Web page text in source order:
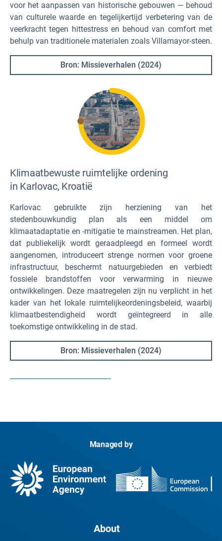
voor het aanpassen van historische gebouwen — behoud
van culturele waarde en tegelijkertijd verbetering van de
veerkracht tegen hittestress en behoud van comfort met
behulp van traditionele materialen zoals Villamayor-steen.
Bron: Missieverhalen (2024)
Klimaatbewuste ruimtelijke ordening
in Karlovac, Kroatië
Karlovac gebruikte zijn herziening van het
stedenbouwkundig plan als een middel om
klimaatadaptatie en -mitigatie te mainstreamen. Het plan,
dat publiekelijk wordt geraadpleegd en formeel wordt
aangenomen, introduceert strenge normen voor groene
infrastructuur, beschermt natuurgebieden en verbiedt
fossiele brandstoffen voor verwarming in nieuwe
ontwikkelingen. Deze maatregelen zijn nu verplicht in het
kader van het lokale ruimtelijkeordeningsbeleid, waarbij
klimaatbestendigheid wordt geïntegreerd in alle
toekomstige ontwikkeling in de stad.
Bron: Missieverhalen (2024)
Managed by
About